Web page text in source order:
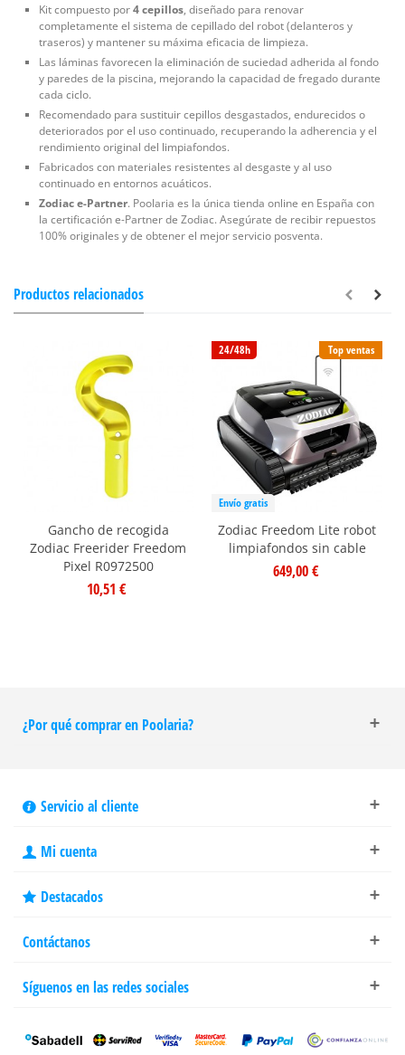
Kit compuesto por4 cepillos, diseñado para renovar
completamente el sistema de cepillado del robot (delanteros y
traseros) y mantener su máxima eficacia de limpieza.
Las láminas favorecen la eliminación de suciedad adherida al fondo
y paredes de la piscina, mejorando la capacidad de fregado durante
cada ciclo.
Recomendado para sustituir cepillos desgastados, endurecidos o
deteriorados por el uso continuado, recuperando la adherencia y el
rendimiento original del limpiafondos.
Fabricados con materiales resistentes al desgaste y al uso
continuado en entornos acuáticos.
Zodiac e-Partner. Poolaria es la única tienda online en España con
la certificación e-Partner de Zodiac. Asegúrate de recibir repuestos
100% originales y de obtener el mejor servicio posventa.
Productos relacionados
Gancho de recogida
Zodiac Freerider Freedom
Pixel R0972500
10,51 €
Top ventas
24/48h
Envío gratis
Zodiac Freedom Lite robot
limpiafondos sin cable
649,00 €
¿Por qué comprar en Poolaria?
Servicio al cliente
Mi cuenta
Destacados
Contáctanos
Síguenos en las redes sociales